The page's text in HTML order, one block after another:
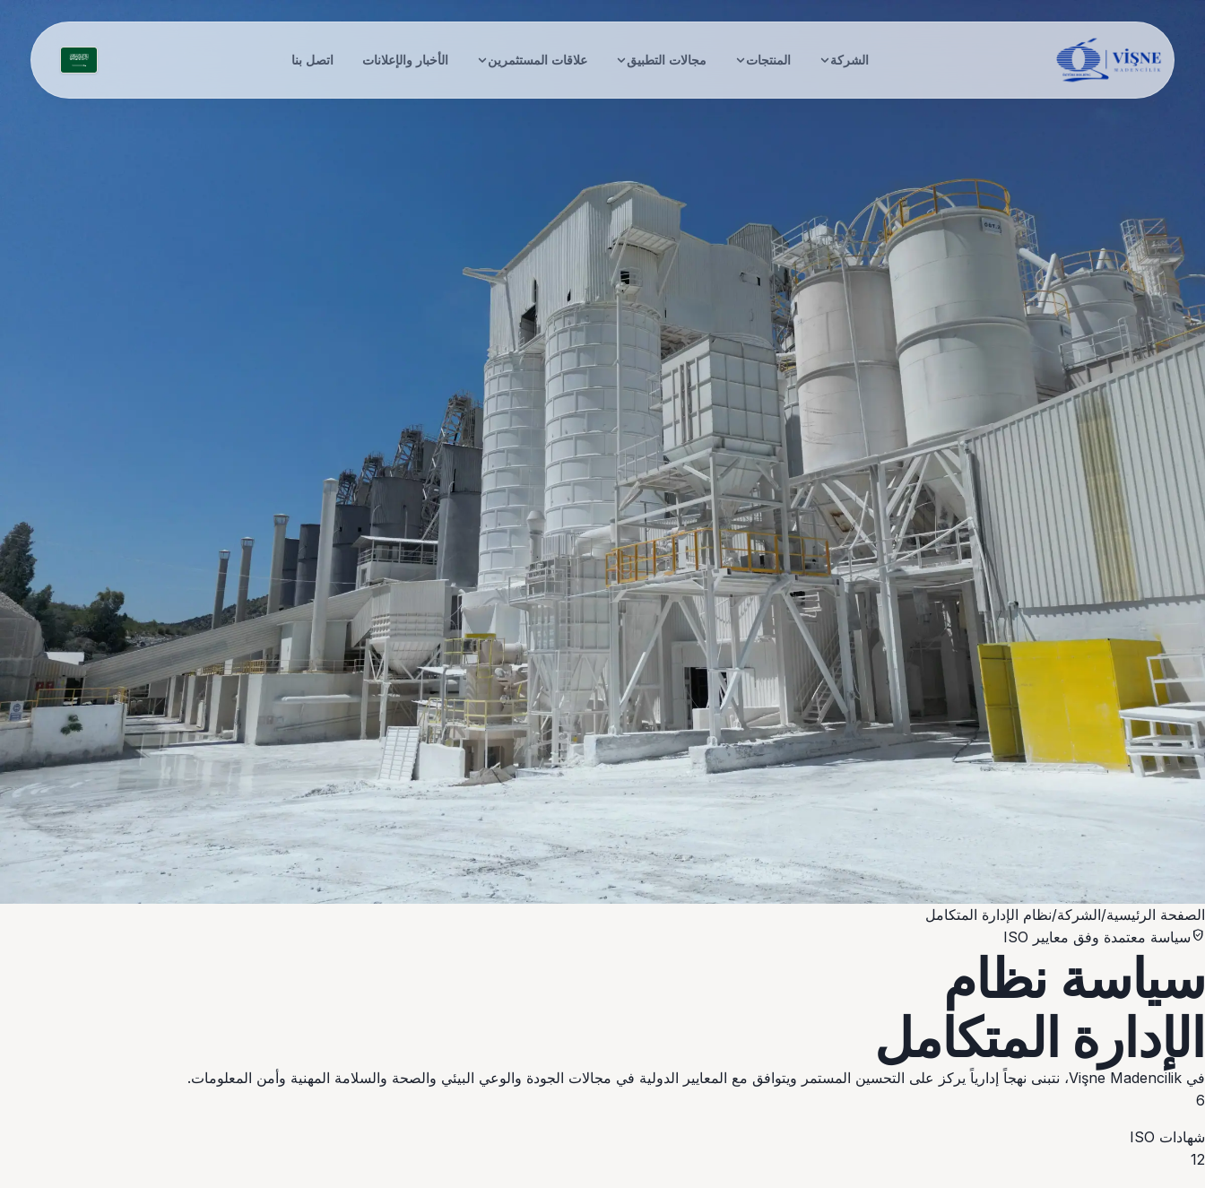
الشركة المنتجات مجالات التطبيق علاقات المستثمرين الأخبار والإعلانات اتصل بنا
الصفحة الرئيسية/الشركة/نظام الإدارة المتكامل
verified_user سياسة معتمدة وفق معايير ISO
سياسة نظام
الإدارة المتكامل
في Vişne Madencilik، نتبنى نهجاً إدارياً يركز على التحسين المستمر ويتوافق مع المعايير الدولية في مجالات الجودة والوعي البيئي والصحة والسلامة المهنية وأمن المعلومات.
6
شهادات ISO
12